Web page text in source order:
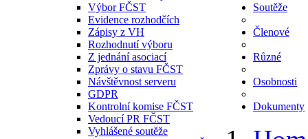
Výbor FČST
Evidence rozhodčích
Zápisy z VH
Rozhodnutí výboru
Z jednání asociací
Zprávy o stavu FČST
Návštěvnost serveru
GDPR
Kontrolní komise FČST
Vedoucí PR FČST
Soutěže
Vyhlášené soutěže
Členové
Různé
Osobnosti
Dokumenty